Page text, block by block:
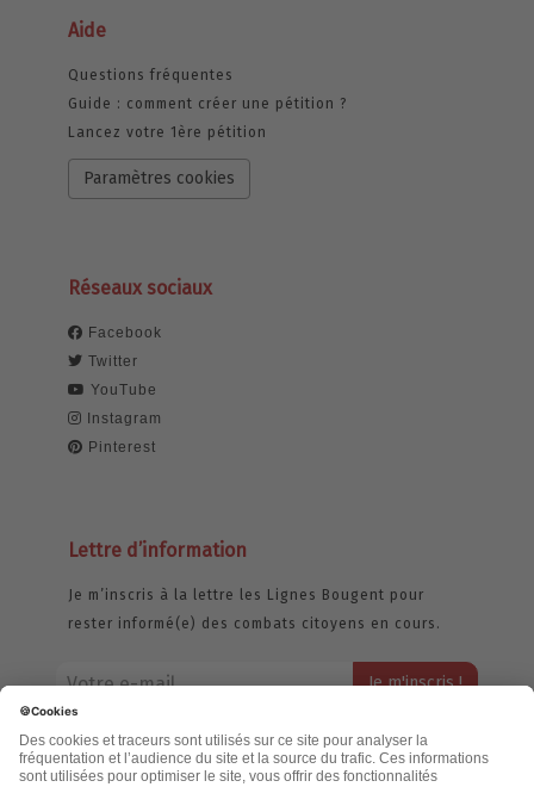
Aide
Questions fréquentes
Guide : comment créer une pétition ?
Lancez votre 1ère pétition
Paramètres cookies
Réseaux sociaux
Facebook
Twitter
YouTube
Instagram
Pinterest
Lettre d’information
Je m’inscris à la lettre les Lignes Bougent pour
rester informé(e) des combats citoyens en cours.
jamais échangée. Pour consulter notre politique de confidentialité,
cliquez ici.